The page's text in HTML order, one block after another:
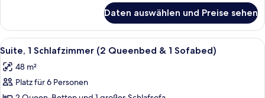
1
Schlafzimmer
Daten auswählen und Preise sehen
Alle
Fotos
für
Suite,
Zimmersafe, Schreibtisch,
10
Suite, 1 Schlafzimmer (2 Queenbed & 1 Sofabed)
48 m²
Platz für 6 Personen